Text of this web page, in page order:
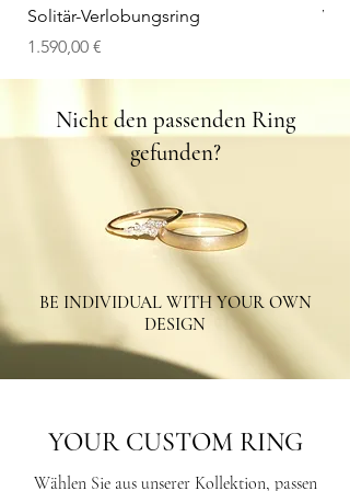
Solitär-Verlobungsring
Preis
1.590,00 €
V-
Nicht den passenden Ring
gefunden?
BE INDIVIDUAL WITH YOUR OWN
DESIGN
YOUR CUSTOM RING
Wählen Sie aus unserer Kollektion, passen